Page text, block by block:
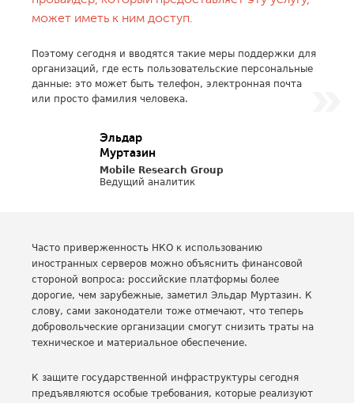
может иметь к ним доступ.
Поэтому сегодня и вводятся такие меры поддержки для
организаций, где есть пользовательские персональные
данные: это может быть телефон, электронная почта
или просто фамилия человека.
Эльдар
Муртазин
Mobile Research Group
Ведущий аналитик
Часто приверженность НКО к использованию
иностранных серверов можно объяснить финансовой
стороной вопроса: российские платформы более
дорогие, чем зарубежные, заметил Эльдар Муртазин. К
слову, сами законодатели тоже отмечают, что теперь
добровольческие организации смогут снизить траты на
техническое и материальное обеспечение.
К защите государственной инфраструктуры сегодня
предъявляются особые требования, которые реализуют